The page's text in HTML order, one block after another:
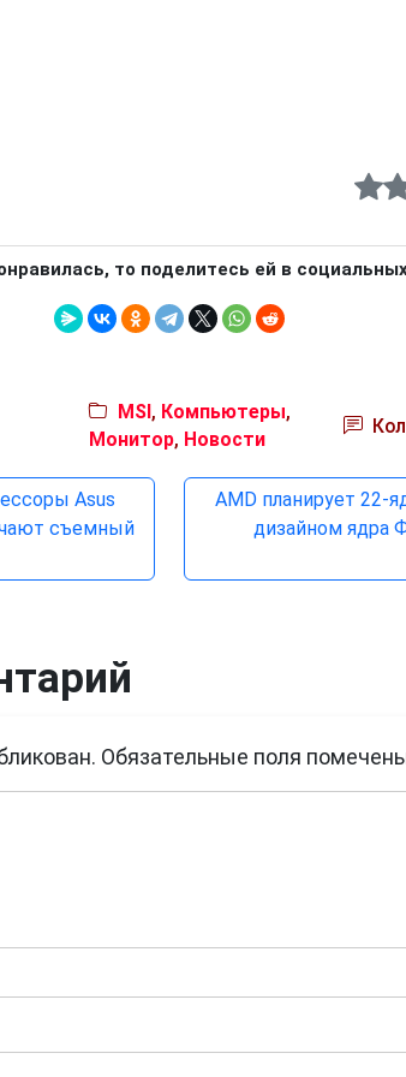
то поделитесь ей в
MSI, Компьютеры,
Монитор, Новости
Asus
съемный
AMD планирует 22-
дизайном ядра
Обязательные поля